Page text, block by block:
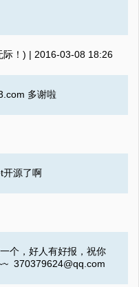
际！) | 2016-03-08 18:26
多谢啦
开源了啊
个，好人有好报，祝你
370379624@qq.com